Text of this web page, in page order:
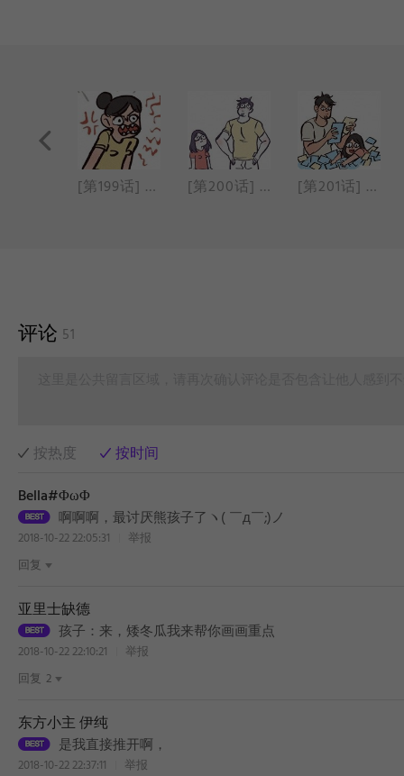
[第199话] 小个子的烦恼 [第200话] 200话特辑 [第201话] 傻大个男友问答篇
评论 51
按热度
按时间
Bella#ΦωΦ
啊啊啊，最讨厌熊孩子了ヽ( ￣д￣;)ノ
2018-10-22 22:05:31
举报
回复
亚里士缺德
孩子：来，矮冬瓜我来帮你画画重点
2018-10-22 22:10:21
举报
回复 2
东方小主 伊纯
是我直接推开啊，
2018-10-22 22:37:11
举报